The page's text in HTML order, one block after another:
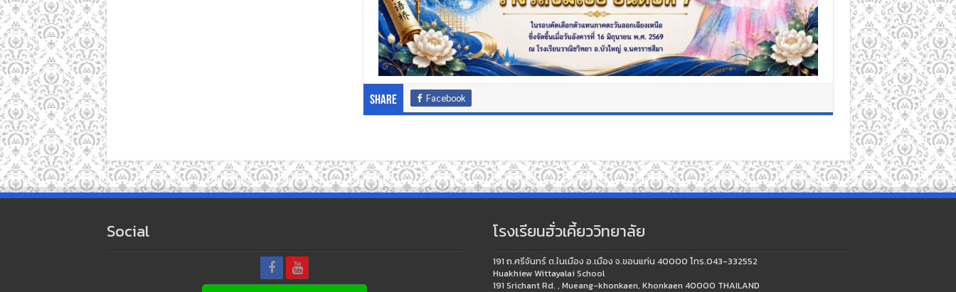
Share Facebook
Social โรงเรียนฮั่วเคี้ยววิทยาลัย
191 ถ.ศรีจันทร์ ต.ในเมือง อ.เมือง จ.ขอนแก่น 40000 โทร.043-332552
Huakhiew Wittayalai School
191 Srichant Rd. , Mueang-khonkaen, Khonkaen 40000 THAILAND